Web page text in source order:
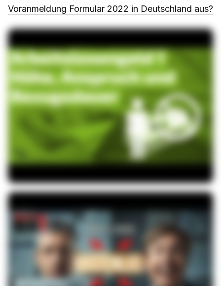
Voranmeldung Formular 2022 in Deutschland aus?